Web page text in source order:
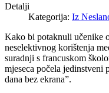
Detalji
Kategorija: Iz
Kako bi potaknuli učenike
neselektivnog korištenja
suradnji s francuskom
mjeseca počela jedinstveni
dana bez ekrana”.